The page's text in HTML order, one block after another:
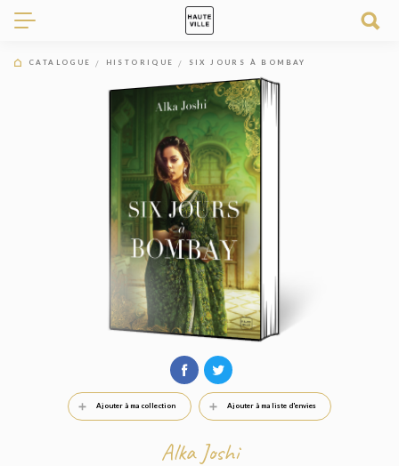
CATALOGUE HISTORIQUE SIX JOURS À BOMBAY
Ajouter à ma collection Ajouter à ma liste d'envies
Alka Joshi